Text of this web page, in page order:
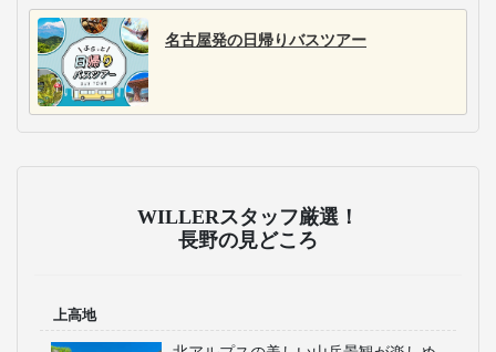
名古屋発の日帰りバスツアー
WILLERスタッフ厳選！
長野の見どころ
上高地